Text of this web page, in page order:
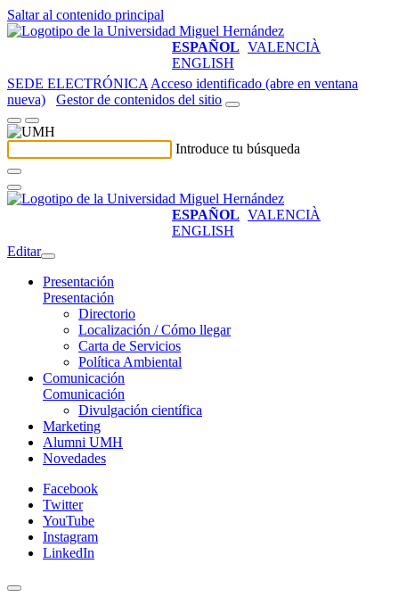
Saltar al contenido principal
ESPAÑOL VALENCIÀ
ENGLISH
SEDE ELECTRÓNICA Acceso identificado (abre en ventana
nueva)
Gestor de contenidos del sitio
Introduce tu búsqueda
ESPAÑOL VALENCIÀ
ENGLISH
Editar
Presentación
Presentación
Directorio
Localización / Cómo llegar
Carta de Servicios
Política Ambiental
Comunicación
Comunicación
Divulgación científica
Marketing
Alumni UMH
Novedades
Facebook
Twitter
YouTube
Instagram
LinkedIn